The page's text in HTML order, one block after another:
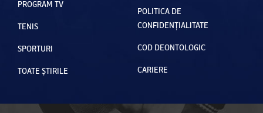
PROGRAM TV
TENIS
SPORTURI
TOATE ȘTIRILE
POLITICA DE
CONFIDENȚIALITATE
COD DEONTOLOGIC
CARIERE